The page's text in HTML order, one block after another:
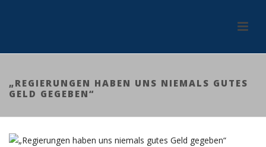
„REGIERUNGEN HABEN UNS NIEMALS GUTES
GELD GEGEBEN“